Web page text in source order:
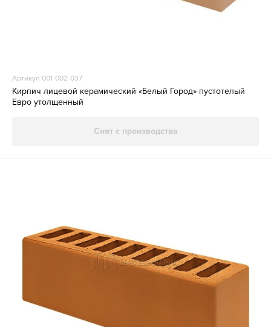
Артикул 001-002-037
Кирпич лицевой керамический «Белый Город» пустотелый
Евро утолщенный
Снят с производства